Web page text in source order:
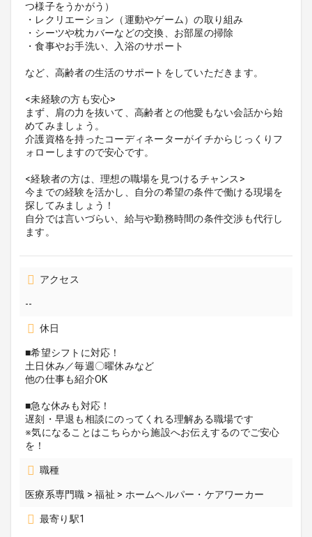
つ様子をうかがう）
・レクリエーション（運動やゲーム）の取り組み
・シーツや枕カバーなどの交換、お部屋の掃除
・食事やお手洗い、入浴のサポート
など、高齢者の生活のサポートをしていただきます。
<未経験の方も安心>
まず、肩の力を抜いて、高齢者との他愛もない会話から始
めてみましょう。
介護資格を持ったコーディネーターがイチからじっくりフ
ォローしますので安心です。
<経験者の方は、理想の職場を見つけるチャンス>
今までの経験を活かし、自分の希望の条件で働ける現場を
探してみましょう！
自分では言いづらい、給与や勤務時間の条件交渉も代行し
ます。
アクセス
--
休日
■希望シフトに対応！
土日休み／毎週〇曜休みなど
他の仕事も紹介OK
■急な休みも対応！
遅刻・早退も相談にのってくれる理解ある職場です
※気になることはこちらから施設へお伝えするのでご安心
を！
職種
医療系専門職 > 福祉 > ホームヘルパー・ケアワーカー
最寄り駅1